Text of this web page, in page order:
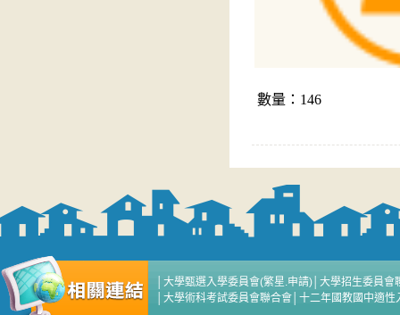
數量：146
大學甄選入學委員會(繁星.申請) 大學招生委員會
大學術科考試委員會聯合會 十二年國教國中適性